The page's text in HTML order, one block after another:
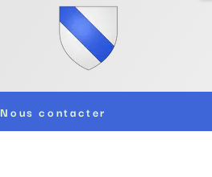
Nous contacter